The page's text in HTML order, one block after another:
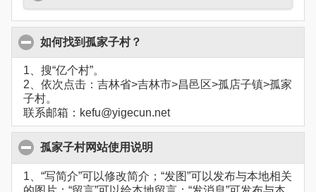
如何找到孤家子村？
1、搜“亿个村”。
2、依次点击：吉林省>吉林市>昌邑区>孤店子镇>孤家
子村。
联系邮箱：kefu@yigecun.net
孤家子村网站使用说明
1、“写简介”可以修改简介；“发图”可以发布与本地相关